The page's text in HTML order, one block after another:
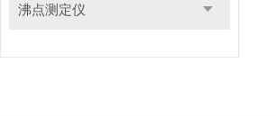
沸点测定仪